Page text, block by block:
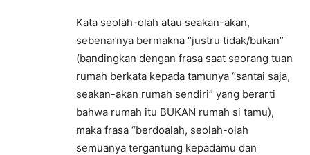
Kata seolah-olah atau seakan-akan,
sebenarnya bermakna “justru tidak/bukan”
(bandingkan dengan frasa saat seorang tuan
rumah berkata kepada tamunya “santai saja,
seakan-akan rumah sendiri” yang berarti
bahwa rumah itu BUKAN rumah si tamu),
maka frasa “berdoalah, seolah-olah
semuanya tergantung kepadamu dan